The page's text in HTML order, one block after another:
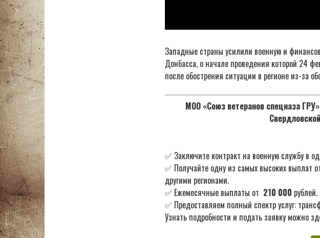
Западные страны усилили военную и
Донбасса, о начале проведения которой 24
после обострения ситуации в регионе из-за
МОО «Союз ветеранов спецназа
✅ Заключите контракт на военную службу в
✅ Получайте одну из самых высоких выплат
другими регионами.
✅ Ежемесячные выплаты от 210 000 рублей.
✅ Предоставляем полный спектр услуг:
Узнать подробности и подать заявку можно